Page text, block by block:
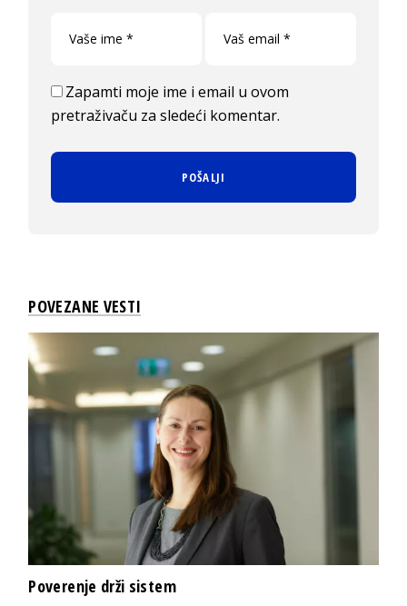
Zapamti moje ime i email u ovom
pretraživaču za sledeći komentar.
POVEZANE VESTI
Poverenje drži sistem